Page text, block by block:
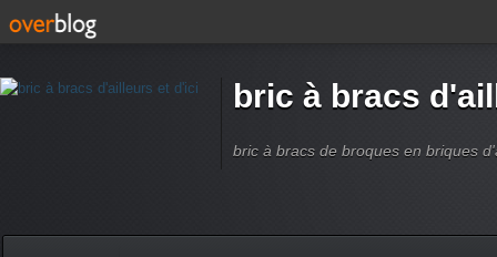
bric à bracs
bric à bracs de broques en briques